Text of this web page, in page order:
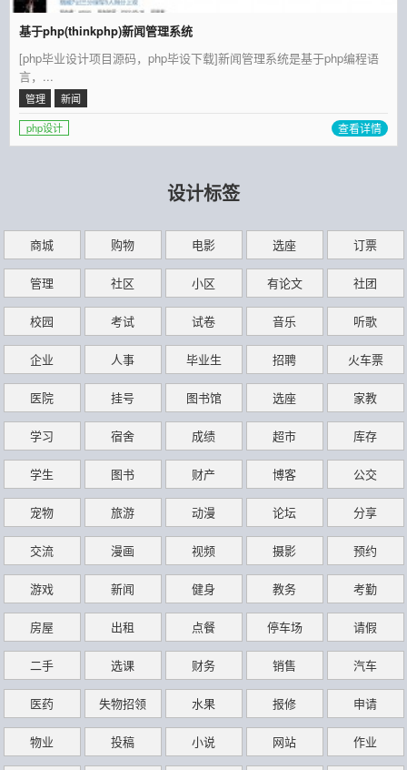
基于php(thinkphp)新闻管理系统
[php毕业设计项目源码，php毕设下载]新闻管理系统是基于php编程语
言，...
管理 新闻
php设计 查看详情
设计标签
商城 购物 电影 选座 订票
管理 社区 小区 有论文 社团
校园 考试 试卷 音乐 听歌
企业 人事 毕业生 招聘 火车票
医院 挂号 图书馆 选座 家教
学习 宿舍 成绩 超市 库存
学生 图书 财产 博客 公交
宠物 旅游 动漫 论坛 分享
交流 漫画 视频 摄影 预约
游戏 新闻 健身 教务 考勤
房屋 出租 点餐 停车场 请假
二手 选课 财务 销售 汽车
医药 失物招领 水果 报修 申请
物业 投稿 小说 网站 作业